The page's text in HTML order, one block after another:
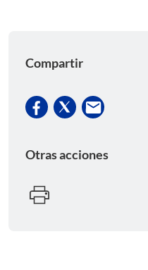
Compartir
Otras acciones